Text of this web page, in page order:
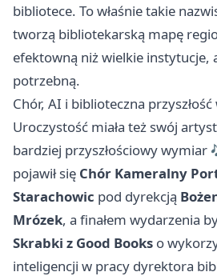
bibliotece. To właśnie takie
tworzą bibliotekarską mapę
efektowną niż wielkie instytucje,
potrzebną.
Chór, AI i biblioteczna
Uroczystość miała też swój
bardziej przyszłościowy wymiar
pojawił się Chór Kameralny
Starachowic pod dyrekcją
Mrózek, a finałem wydarzenia
Skrabki z Good Books o
inteligencji w pracy dyrektora